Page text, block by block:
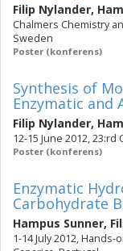
Filip Nylander,
Chalmers Chemistry
Sweden
Poster (konferens)
Synthesis of
Enzymatic and
Filip Nylander,
12-15 June 2012,
Poster (konferens)
Enzymatic
Carbohydrate
Hampus Sunner,
1-14 July 2012,